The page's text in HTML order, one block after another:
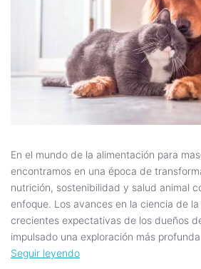
En el mundo de la alimentación para
encontramos en una época de
nutrición, sostenibilidad y salud animal
enfoque. Los avances en la ciencia de
crecientes expectativas de los dueños
impulsado una exploración más
Seguir leyendo